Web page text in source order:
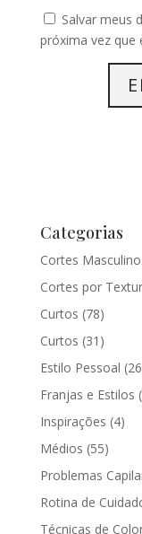
Salvar meus
próxima vez que
Categorias
Cortes
Cortes por
Curtos (78)
Curtos (31)
Estilo Pessoal
Franjas e Estilos
Inspirações (4)
Médios (55)
Problemas
Rotina de
Técnicas de